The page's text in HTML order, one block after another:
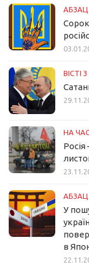
АБЗАЦ
Сорок
ВІСТІ
НА
АБЗАЦ
У
в